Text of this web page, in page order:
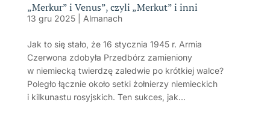
„Merkur” i Venus”, czyli „Merkut” i inni
13 gru 2025| Almanach
Jak to się stało, że 16 stycznia 1945 r. Armia
Czerwona zdobyła Przedbórz zamieniony
w niemiecką twierdzę zaledwie po krótkiej walce?
Poległo łącznie około setki żołnierzy niemieckich
i kilkunastu rosyjskich. Ten sukces, jak...